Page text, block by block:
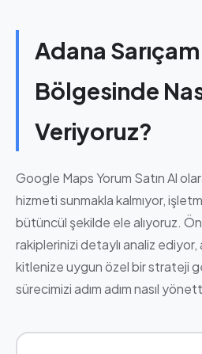
Adana
Bölgesinde
Veriyoruz?
Google Maps Yorum Satın Al
hizmeti sunmakla kalmıyor,
bütüncül şekilde ele alıyoruz.
rakiplerinizi detaylı analiz
kitlenize uygun özel bir strateji
sürecimizi adım adım nasıl